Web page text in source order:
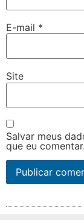
E-mail *
Site
Salvar meus
que eu comentar.